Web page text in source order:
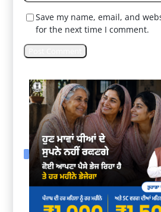
Save my name, email, and
for the next time I comment.